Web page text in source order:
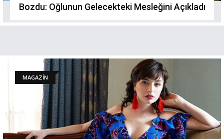
Bozdu: Oğlunun Gelecekteki Mesleğini Açıkladı
MAGAZİN